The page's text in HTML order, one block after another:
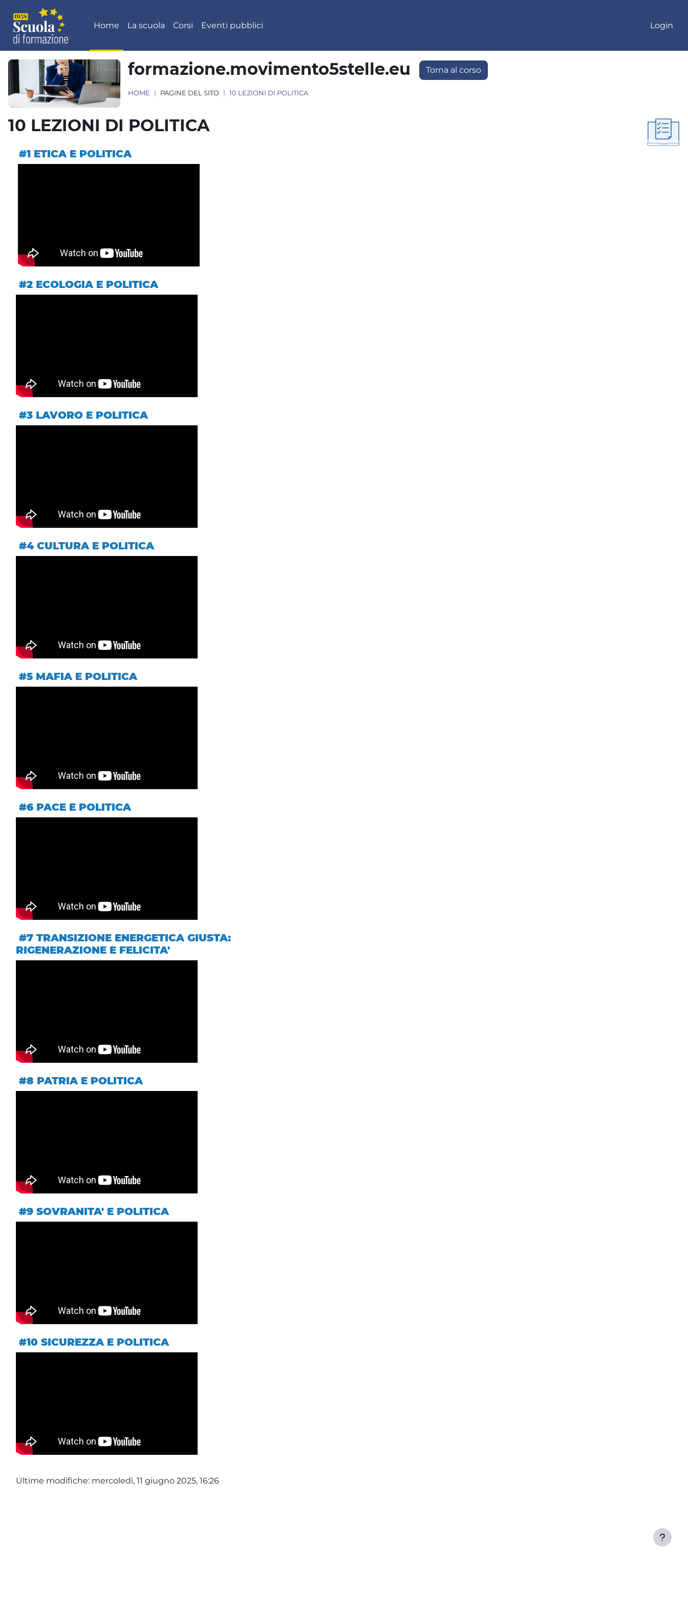
Vai al contenuto principale
Home La scuola Corsi Eventi pubblici Login
formazione.movimento5stelle.eu Torna al corso
HOME PAGINE DEL SITO 10 LEZIONI DI POLITICA
10 LEZIONI DI POLITICA
#1 ETICA E POLITICA
#2 ECOLOGIA E POLITICA
#3 LAVORO E POLITICA
#4 CULTURA E POLITICA
#5 MAFIA E POLITICA
#6 PACE E POLITICA
#7 TRANSIZIONE ENERGETICA GIUSTA:
RIGENERAZIONE E FELICITA'
#8 PATRIA E POLITICA
#9 SOVRANITA' E POLITICA
#10 SICUREZZA E POLITICA
Ultime modifiche: mercoledì, 11 giugno 2025, 16:26